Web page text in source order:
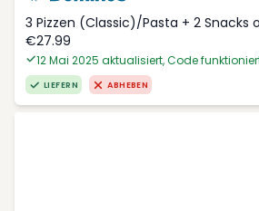
3 Pizzen (Classic)/Pasta + 2 Snacks
€27.99
12 Mai 2025 aktualisiert, Code
LIEFERN ABHEBEN